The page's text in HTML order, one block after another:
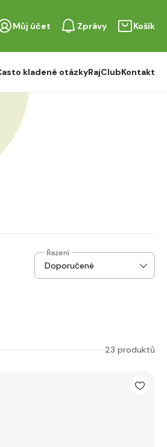
Můj účet Zprávy Košík
kladené otázkyRajClubKontakt
Řazení
23 produktů